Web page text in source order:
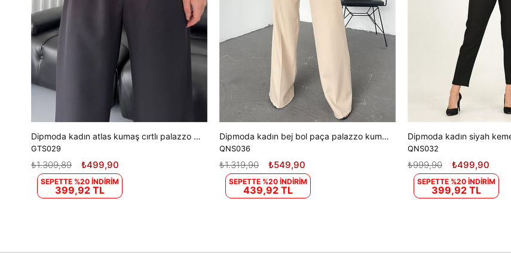
Dipmoda kadın atlas kumaş cırtlı palazzo pantolon DPGTS029 - Siyah
GTS029
₺499,90
₺1.309,89
SEPETTE %20 İNDİRİM
399,92 TL
Dipmoda kadın bej bol paça palazzo kumaş pantolon DPQNS036
QNS036
₺549,90
₺1.319,90
SEPETTE %20 İNDİRİM
439,92 TL
QNS032
₺499,90
₺999,90
SEPETTE %20 İNDİRİM
399,92 TL